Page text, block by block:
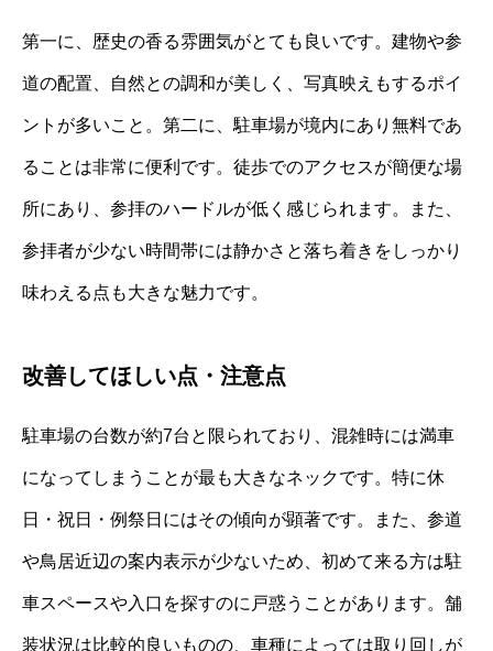
第一に、歴史の香る雰囲気がとても良いです。建物や参
道の配置、自然との調和が美しく、写真映えもするポイ
ントが多いこと。第二に、駐車場が境内にあり無料であ
ることは非常に便利です。徒歩でのアクセスが簡便な場
所にあり、参拝のハードルが低く感じられます。また、
参拝者が少ない時間帯には静かさと落ち着きをしっかり
味わえる点も大きな魅力です。
改善してほしい点・注意点
駐車場の台数が約7台と限られており、混雑時には満車
になってしまうことが最も大きなネックです。特に休
日・祝日・例祭日にはその傾向が顕著です。また、参道
や鳥居近辺の案内表示が少ないため、初めて来る方は駐
車スペースや入口を探すのに戸惑うことがあります。舗
装状況は比較的良いものの、車種によっては取り回しが